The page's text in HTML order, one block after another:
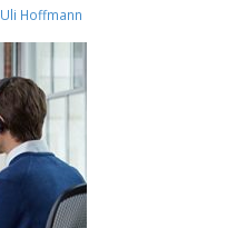
Uli Hoffmann